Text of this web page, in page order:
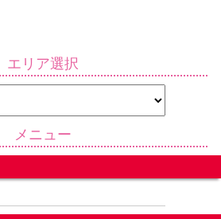
エリア選択
メニュー